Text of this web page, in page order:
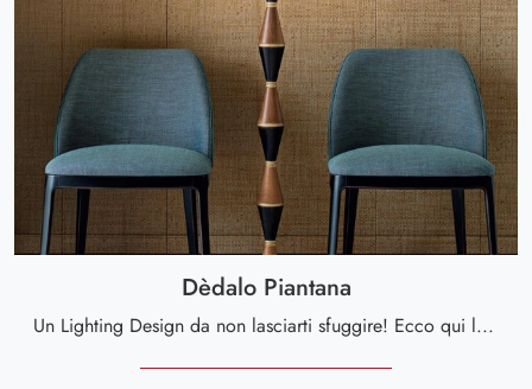
Dèdalo Piantana
Un Lighting Design da non lasciarti sfuggire! Ecco qui la lampada da terra Dèdalo Piantana di Silvano Grifoni.